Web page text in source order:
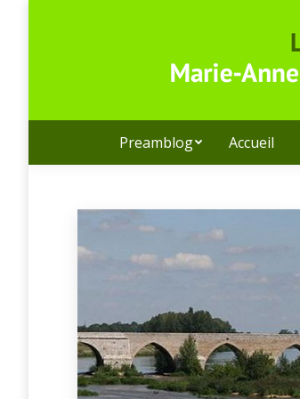
Preamblog Accueil